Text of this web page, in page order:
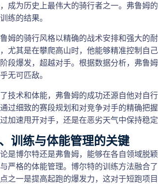
成为历史上最伟大的骑行者之一。弗鲁姆
练的结果。
姆的骑行风格以精确的战术安排和强大的
尤其是在攀爬高山时，他能够精准控制自
段爆发，超越对手。根据数据分析，弗鲁
无可匹敌。
技术和体能，弗鲁姆的成功还源自他对自
过细致的赛段规划和对竞争对手的精确把
加速甩开对手，还是在恶劣天气中保持稳
训练与体能管理的关键
是博尔特还是弗鲁姆，能够在各自领域脱
严格的体能管理。博尔特的训练方法融合
之一是提高起跑的爆发力，这对于短跑项